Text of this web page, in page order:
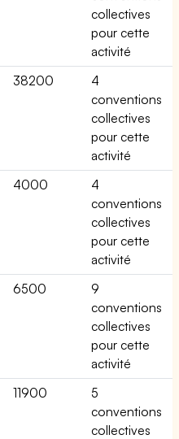
collectives
pour cette
activité
38200
4
conventions
collectives
pour cette
activité
4000
4
conventions
collectives
pour cette
activité
6500
9
conventions
collectives
pour cette
activité
11900
5
conventions
collectives